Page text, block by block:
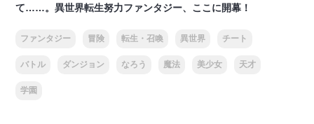
て……。異世界転生努力ファンタジー、ここに開幕！
ファンタジー 冒険 転生・召喚 異世界 チート
バトル ダンジョン なろう 魔法 美少女 天才
学園